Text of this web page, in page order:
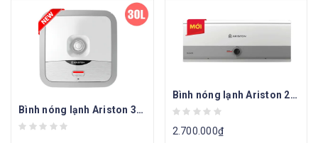
Bình nóng lạnh Ariston 30l vuông AN2 30R
Bình nóng lạnh Ariston 20l SLIM3 20R
2.700.000₫